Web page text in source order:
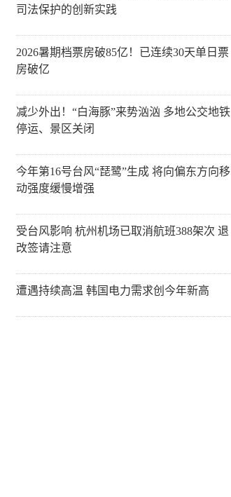
司法保护的创新实践
2026暑期档票房破85亿！已连续30天单日票
房破亿
减少外出！“白海豚”来势汹汹 多地公交地铁
停运、景区关闭
今年第16号台风“琵鹭”生成 将向偏东方向移
动强度缓慢增强
受台风影响 杭州机场已取消航班388架次 退
改签请注意
遭遇持续高温 韩国电力需求创今年新高